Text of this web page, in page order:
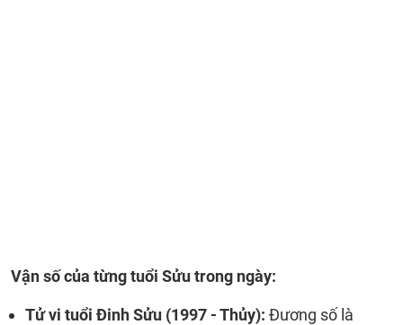
Vận số của từng tuổi Sửu trong ngày:
Tử vi tuổi Đinh Sửu (1997 - Thủy): Đương số là